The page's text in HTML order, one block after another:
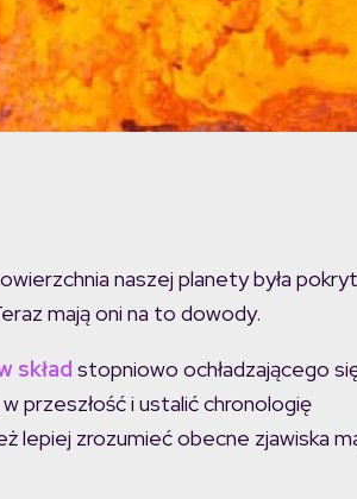
naszej planety była
mają oni na to dowody.
skład stopniowo ochładzającego
przeszłość i ustalić chronologię
lepiej zrozumieć obecne zjawiska